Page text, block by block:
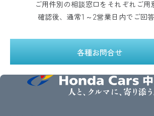
ご用件別の相談窓口をそれぞれご用
確認後、通常1～2営業日内でご回答
各種お問合せ
人と、クルマに、寄り添う